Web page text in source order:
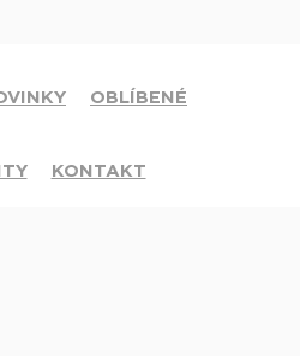
OBLÍBENÉ
KONTAKT